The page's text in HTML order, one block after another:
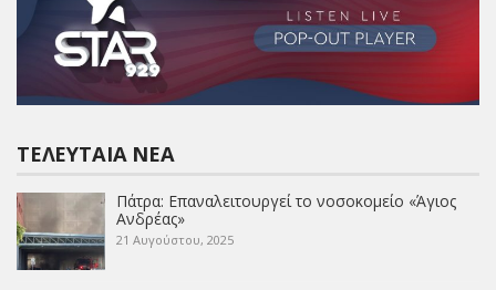
ΤΕΛΕΥΤΑΊΑ ΝΈΑ
Πάτρα: Επαναλειτουργεί το νοσοκομείο «Άγιος
Ανδρέας»
21 Αυγούστου, 2025